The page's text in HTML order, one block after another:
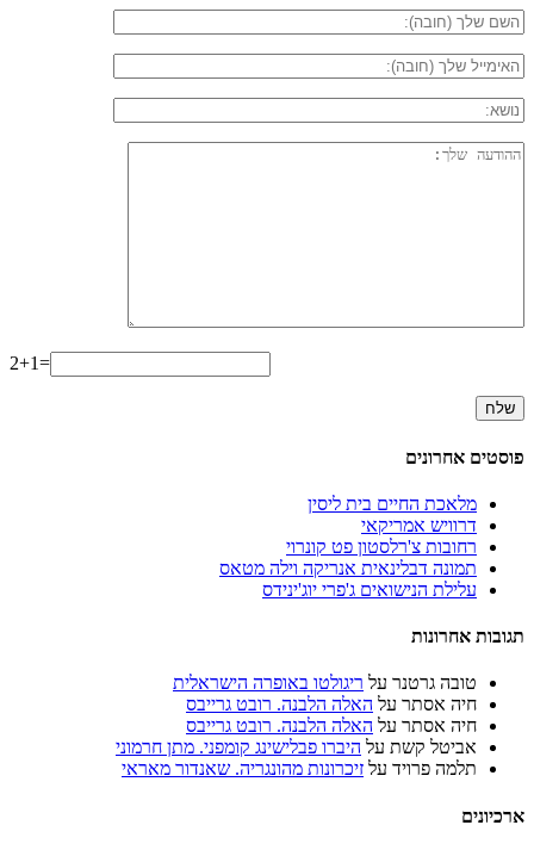
2+1=
פוסטים אחרונים
מלאכת החיים בית ליסין
דרוויש אמריקאי
רחובות צ'רלסטון פט קונרוי
תמונה דבלינאית אנריקה וילה מטאס
עלילת הנישואים ג'פרי יוג'ינידס
תגובות אחרונות
טובה גרטנר על ריגולטו באופרה הישראלית
חיה אסתר על האלה הלבנה. רובט גרייבס
חיה אסתר על האלה הלבנה. רובט גרייבס
אביטל קשת על היברו פבלישינג קומפני. מתן חרמוני
תלמה פרויד על זיכרונות מהונגריה. שאנדור מאראי
ארכיונים